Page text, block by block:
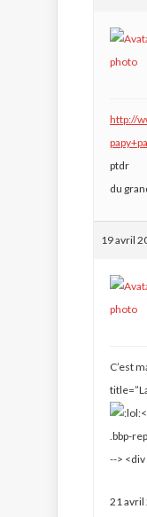
http://
ptdr
du
19 avril
C’est
21 avril